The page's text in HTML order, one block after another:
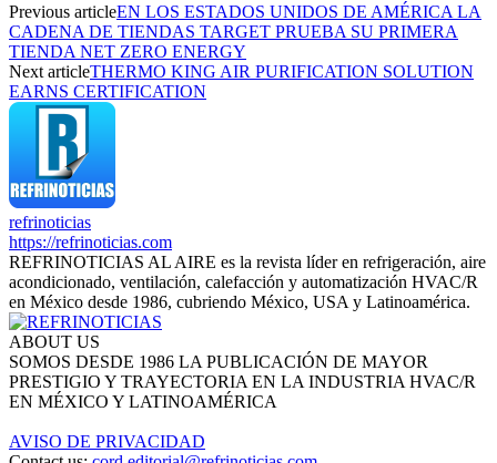
Previous articleEN LOS ESTADOS UNIDOS DE AMÉRICA LA
CADENA DE TIENDAS TARGET PRUEBA SU PRIMERA
TIENDA NET ZERO ENERGY
Next articleTHERMO KING AIR PURIFICATION SOLUTION
EARNS CERTIFICATION
refrinoticias
https://refrinoticias.com
REFRINOTICIAS AL AIRE es la revista líder en refrigeración, aire
acondicionado, ventilación, calefacción y automatización HVAC/R
en México desde 1986, cubriendo México, USA y Latinoamérica.
ABOUT US
SOMOS DESDE 1986 LA PUBLICACIÓN DE MAYOR
PRESTIGIO Y TRAYECTORIA EN LA INDUSTRIA HVAC/R
EN MÉXICO Y LATINOAMÉRICA
AVISO DE PRIVACIDAD